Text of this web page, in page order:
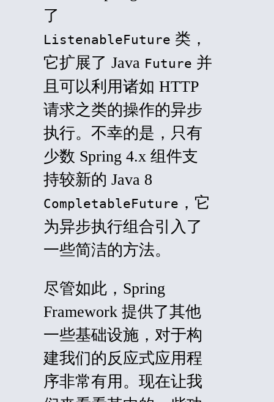
了
ListenableFuture 类，
它扩展了 Java Future 并
且可以利用诸如 HTTP
请求之类的操作的异步
执行。不幸的是，只有
少数 Spring 4.x 组件支
持较新的 Java 8
CompletableFuture ，它
为异步执行组合引入了
一些简洁的方法。
尽管如此，Spring
Framework 提供了其他
一些基础设施，对于构
建我们的反应式应用程
序非常有用。现在让我